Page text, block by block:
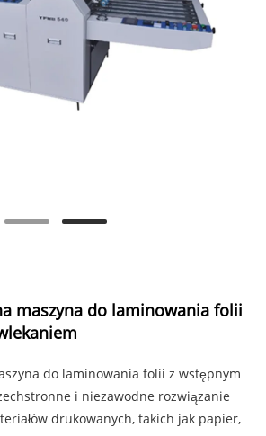
maszyna do laminowania folii
do laminowania folii z wstępnym
i niezawodne rozwiązanie
drukowanych, takich jak papier,